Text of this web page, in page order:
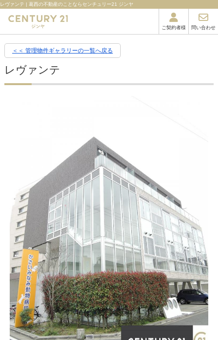
レヴァンテ | 葛西の不動産のことならセンチュリー21 ジンヤ
ご契約者様 問い合わせ
＜＜ 管理物件ギャラリーの一覧へ戻る
レヴァンテ